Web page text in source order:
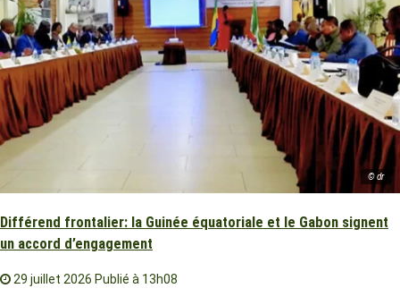
© dr
Différend frontalier: la Guinée équatoriale et le Gabon signent
un accord d’engagement
29 juillet 2026 Publié à 13h08